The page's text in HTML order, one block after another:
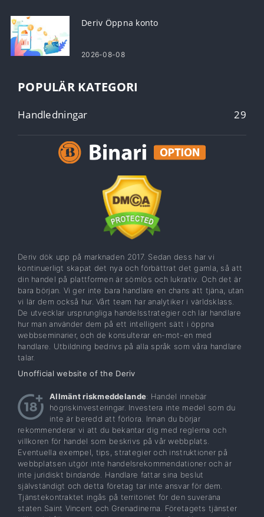
Deriv Öppna konto
2026-08-08
POPULÄR KATEGORI
Handledningar 29
Deriv dök upp på marknaden 2017. Sedan dess har vi
kontinuerligt skapat det nya och förbättrat det gamla, så att
din handel på plattformen är sömlös och lukrativ. Och det är
bara början. Vi ger inte bara handlare en chans att tjäna, utan
vi lär dem också hur. Vårt team har analytiker i världsklass.
De utvecklar ursprungliga handelsstrategier och lär handlare
hur man använder dem på ett intelligent sätt i öppna
webbseminarier, och de konsulterar en-mot-en med
handlare. Utbildning bedrivs på alla språk som våra handlare
talar.
Unofficial website of the Deriv
Allmänt riskmeddelande: Handel innebär
högriskinvesteringar. Investera inte medel som du
inte är beredd att förlora. Innan du börjar
rekommenderar vi att du bekantar dig med reglerna och
villkoren för handel som beskrivs på vår webbplats.
Eventuella exempel, tips, strategier och instruktioner på
webbplatsen utgör inte handelsrekommendationer och är
inte juridiskt bindande. Handlare fattar sina beslut
självständigt och detta företag tar inte ansvar för dem.
Tjänstekontraktet ingås på territoriet för den suveräna
staten Saint Vincent och Grenadinerna. Företagets tjänster